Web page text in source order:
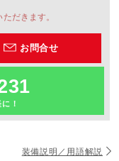
だきます。
お問合せ
！
装備説明／用語解説